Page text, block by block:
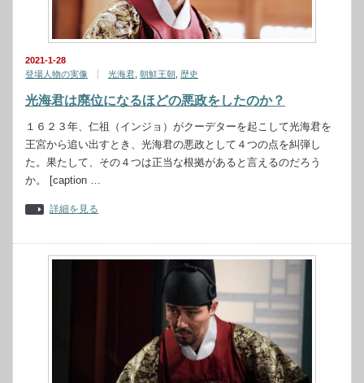
2021-1-28
登場人物の実像
光海君 朝鮮王朝 歴史
光海君は廃位になるほどの悪政をしたのか？
１６２３年、仁祖（インジョ）がクーデターを起こして光海君を
王宮から追い出すとき、光海君の悪政として４つの点を糾弾し
た。果たして、その４つは正当な根拠があると言えるのだろう
か。 [caption …
詳細を見る